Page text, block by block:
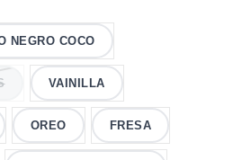
NEGRO COCO
VAINILLA
OREO FRESA